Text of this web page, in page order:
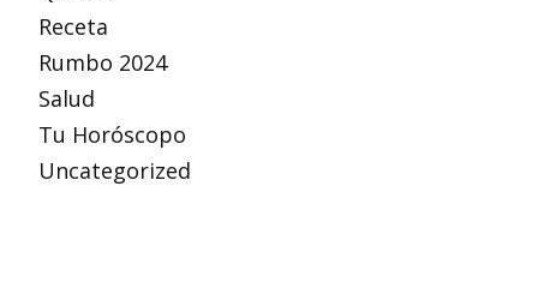
Receta
Rumbo 2024
Salud
Tu Horóscopo
Uncategorized